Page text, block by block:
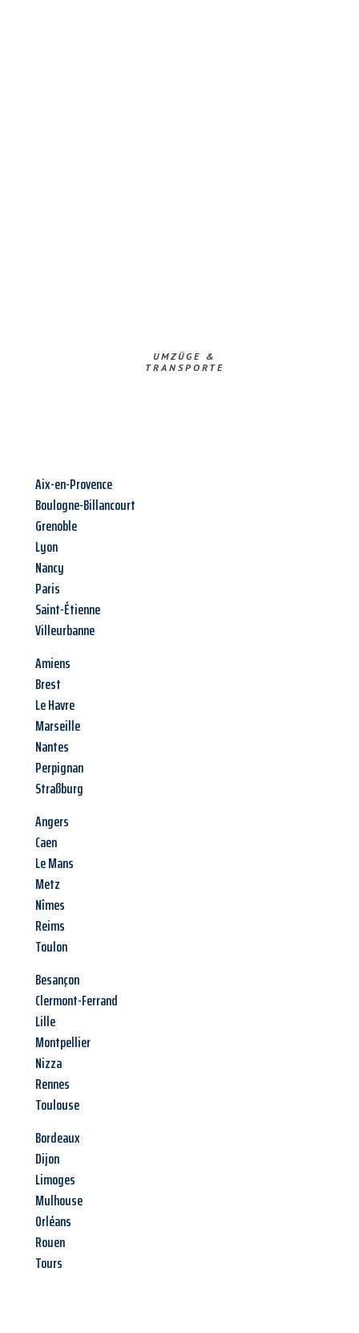
UMZÜGE &
TRANSPORTE
Aix-en-Provence
Boulogne-Billancourt
Grenoble
Lyon
Nancy
Paris
Saint-Étienne
Villeurbanne
Amiens
Brest
Le Havre
Marseille
Nantes
Perpignan
Straßburg
Angers
Caen
Le Mans
Metz
Nîmes
Reims
Toulon
Besançon
Clermont-Ferrand
Lille
Montpellier
Nizza
Rennes
Toulouse
Bordeaux
Dijon
Limoges
Mulhouse
Orléans
Rouen
Tours